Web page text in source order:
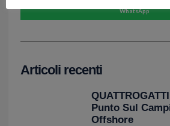
WhatsApp
Articoli recenti
Punto Sul
Offshore